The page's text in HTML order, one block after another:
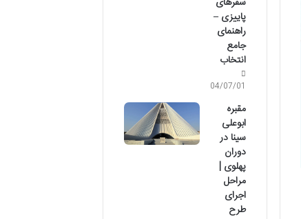
پاییزی –
راهنمای
جامع
انتخاب
04/07/01
مقبره
ابوعلی
سینا در
دوران
پهلوی |
مراحل
اجرای
طرح